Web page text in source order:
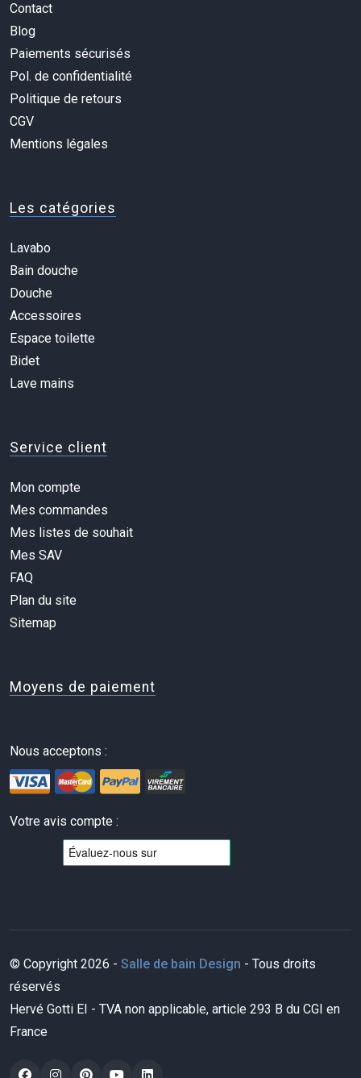
Contact
Blog
Paiements sécurisés
Pol. de confidentialité
Politique de retours
CGV
Mentions légales
Les catégories
Lavabo
Bain douche
Douche
Accessoires
Espace toilette
Bidet
Lave mains
Service client
Mon compte
Mes commandes
Mes listes de souhait
Mes SAV
FAQ
Plan du site
Sitemap
Moyens de paiement
Nous acceptons :
Votre avis compte :
© Copyright 2026 - Salle de bain Design - Tous droits
réservés
Hervé Gotti EI - TVA non applicable, article 293 B du CGI en
France